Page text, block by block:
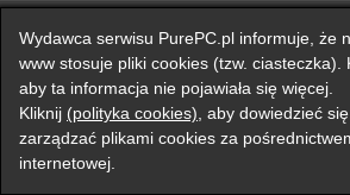
Przełącz na wersję
Zgłoś błąd na
Forum
Redakcja Reklama
Wydawca serwisu PurePC.pl informuje, że
www stosuje pliki cookies (tzw. ciasteczka).
aby ta informacja nie pojawiała się więcej.
Kliknij (polityka cookies) , aby dowiedzieć
zarządzać plikami cookies za
internetowej.